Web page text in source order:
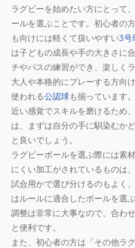
ラグビーを始めたい方にとって
ールを選ぶことです。初心者の
も向けには軽くて扱いやすい3号
は子どもの成長や手の大きさに
チやパスの練習ができ、楽しく
大人や本格的にプレーする方向
使われる公認球も揃っています
近い感覚でスキルを磨けるため
は、まずは自分の手に馴染むか
と良いでしょう。
ラグビーボールを選ぶ際には素
にくい加工がされているものは
試合用かで選び分けるのもよく
はルールに適合したボールを選
調整は非常に大事なので、合わ
と便利です。
また、初心者の方は「その他ラ